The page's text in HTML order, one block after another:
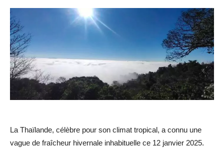
La Thaïlande, célèbre pour son climat tropical, a connu une
vague de fraîcheur hivernale inhabituelle ce 12 janvier 2025.